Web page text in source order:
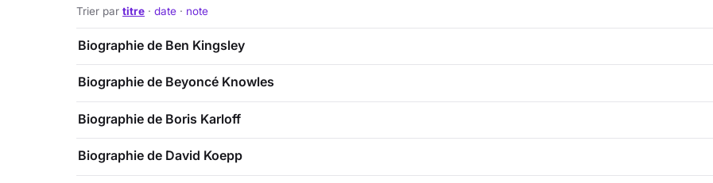
Trier par titre · date · note
Biographie de Ben Kingsley
Biographie de Beyoncé Knowles
Biographie de Boris Karloff
Biographie de David Koepp